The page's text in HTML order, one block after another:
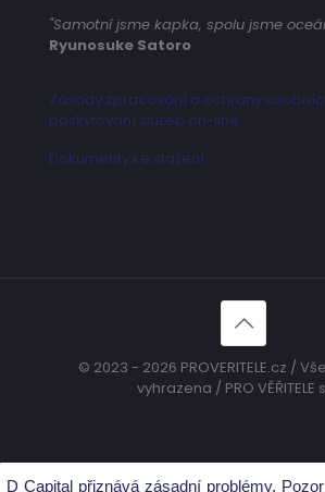
"Samotní jsme kapka, spolu jsme
Ryunosuke Satoro
Zásady zpracování a ochrany
poskytování služeb on-line
Dokumenty ke stažení
© 2023 - 2026 PROVERITELE.cz /
vyhrazena / PRO VĚŘITELE